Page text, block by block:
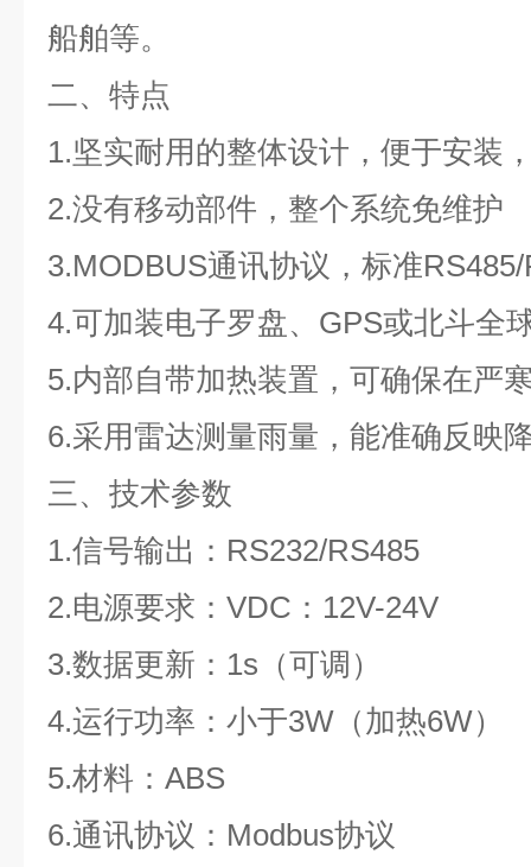
船舶等。
二、特点
1.坚实耐用的整体设计，便于安装
2.没有移动部件，整个系统免维护
3.MODBUS通讯协议，标准
4.可加装电子罗盘、GPS或北斗全
5.内部自带加热装置，可确保在严
6.采用雷达测量雨量，能准确反映
三、技术参数
1.信号输出：RS232/RS485
2.电源要求：VDC：12V-24V
3.数据更新：1s（可调）
4.运行功率：小于3W（加热6W）
5.材料：ABS
6.通讯协议：Modbus协议